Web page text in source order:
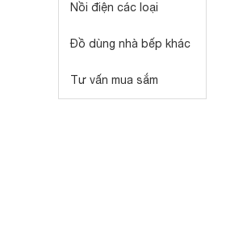
Nồi điện các loại
Đồ dùng nhà bếp khác
Tư vấn mua sắm